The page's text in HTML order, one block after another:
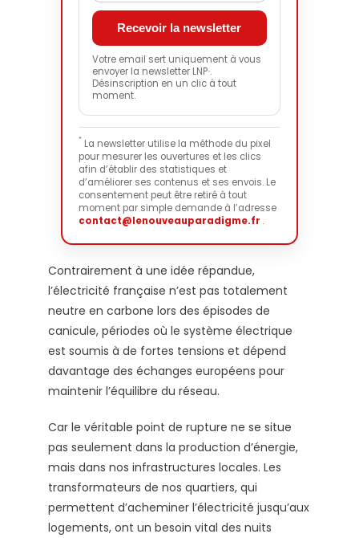
Votre email sert uniquement à vous
envoyer la newsletter LNP * .
Désinscription en un clic à tout
moment.
* La newsletter utilise la méthode du pixel
pour mesurer les ouvertures et les clics
afin d’établir des statistiques et
d’améliorer ses contenus et ses envois. Le
consentement peut être retiré à tout
moment par simple demande à l’adresse
contact@lenouveauparadigme.fr .
Contrairement à une idée répandue,
l’électricité française n’est pas totalement
neutre en carbone lors des épisodes de
canicule, périodes où le système électrique
est soumis à de fortes tensions et dépend
davantage des échanges européens pour
maintenir l’équilibre du réseau.
Car le véritable point de rupture ne se situe
pas seulement dans la production d’énergie,
mais dans nos infrastructures locales. Les
transformateurs de nos quartiers, qui
permettent d’acheminer l’électricité jusqu’aux
logements, ont un besoin vital des nuits